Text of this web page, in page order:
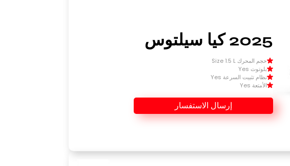
2025 كيا سيلتوس
حجم المحرك Size 1.5 L
بلوتوث Yes
نظام تثبيت السرعة Yes
الأمتعة Yes
إرسال الاستفسار